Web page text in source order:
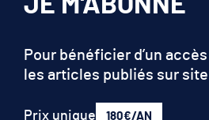
Pour bénéficier d’un
les articles publiés sur
Prix unique 180€/AN